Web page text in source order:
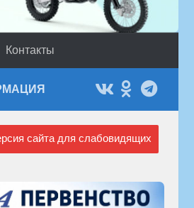
Контакты
сайта для слабовидящих